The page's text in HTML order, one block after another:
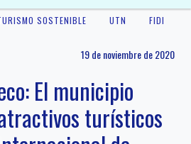
SOSTENIBLE UTN FIDI
19 de noviembre de 2020
El municipio
turísticos